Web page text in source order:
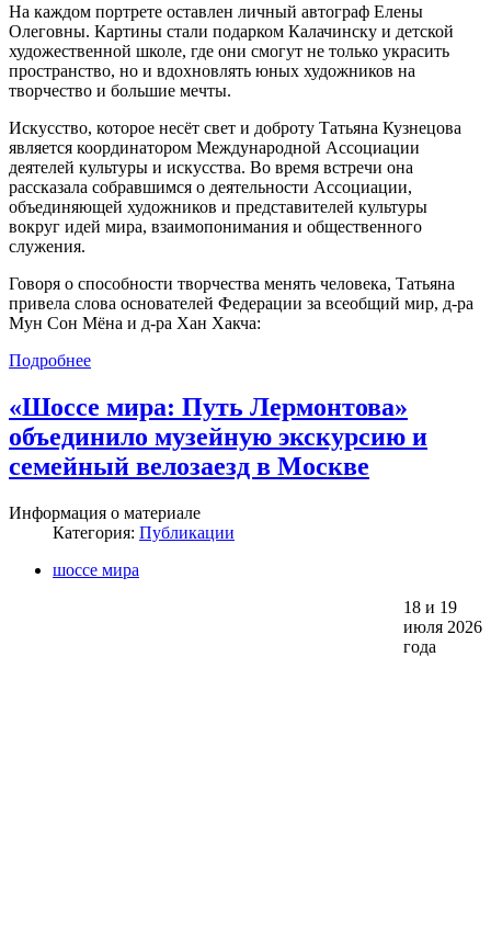
На каждом портрете оставлен личный автограф Елены
Олеговны. Картины стали подарком Калачинску и детской
художественной школе, где они смогут не только украсить
пространство, но и вдохновлять юных художников на
творчество и большие мечты.
Искусство, которое несёт свет и доброту Татьяна Кузнецова
является координатором Международной Ассоциации
деятелей культуры и искусства. Во время встречи она
рассказала собравшимся о деятельности Ассоциации,
объединяющей художников и представителей культуры
вокруг идей мира, взаимопонимания и общественного
служения.
Говоря о способности творчества менять человека, Татьяна
привела слова основателей Федерации за всеобщий мир, д-ра
Мун Сон Мёна и д-ра Хан Хакча:
Подробнее
«Шоссе мира: Путь Лермонтова»
объединило музейную экскурсию и
семейный велозаезд в Москве
Информация о материале
Категория: Публикации
шоссе мира
18 и 19
июля 2026
года